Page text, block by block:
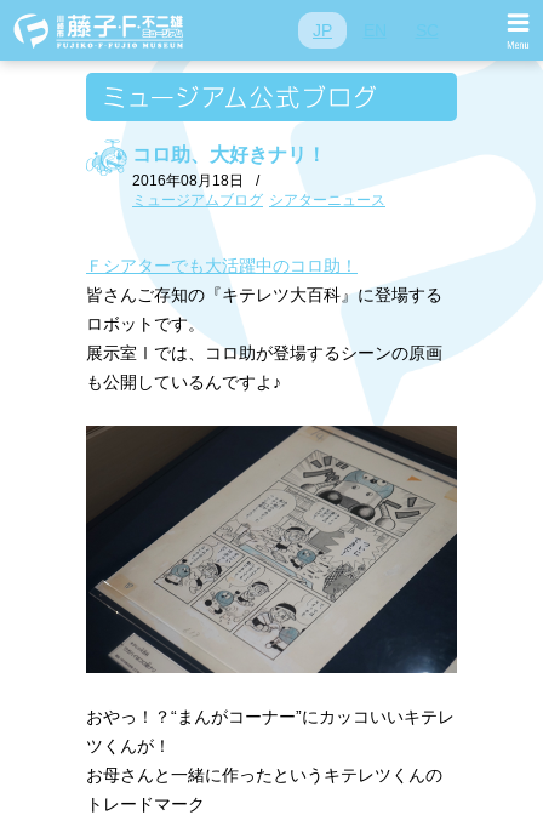
JP
コロ助、大好きナリ！
2016年08月18日
/
ミュージアムブログ シアターニュース
Ｆシアターでも大活躍中のコロ助！
皆さんご存知の『キテレツ大百科』に登場する
ロボットです。
展示室Ⅰでは、コロ助が登場するシーンの原画
も公開しているんですよ♪
おやっ！？“まんがコーナー”にカッコいいキテレ
ツくんが！
お母さんと一緒に作ったというキテレツくんの
トレードマーク